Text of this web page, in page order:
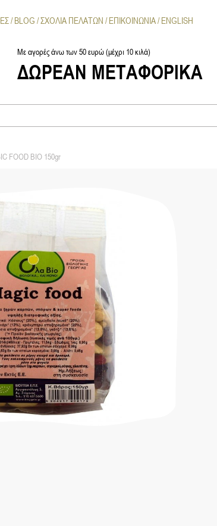
Με αγορές άνω των 50 ευρώ (μέχρι 10 κιλά)
ΔΩΡΕΑΝ ΜΕΤΑΦΟΡΙΚΑ
BLOG ΣΧΟΛΙΑ ΠΕΛΑΤΩΝ ΕΠΙΚΟΙΝΩΝΙΑ ENGLISH
FOOD BIO 150gr